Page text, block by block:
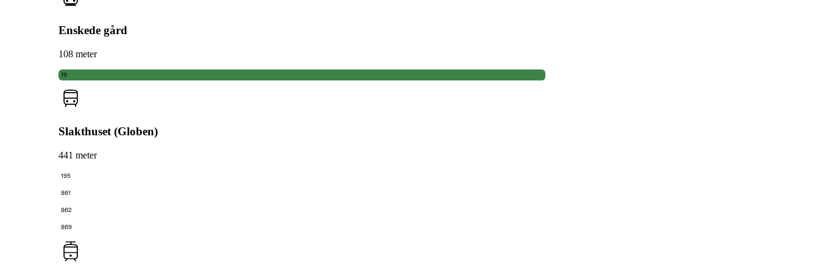
Enskede gård
108 meter
19
Slakthuset (Globen)
441 meter
195
861
862
869